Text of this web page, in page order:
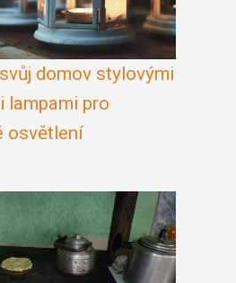
domov stylovými
lampami pro
osvětlení